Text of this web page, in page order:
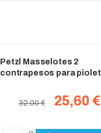
Petzl Masselotes 2
contrapesos para piolet
32.00 € 25,60 €